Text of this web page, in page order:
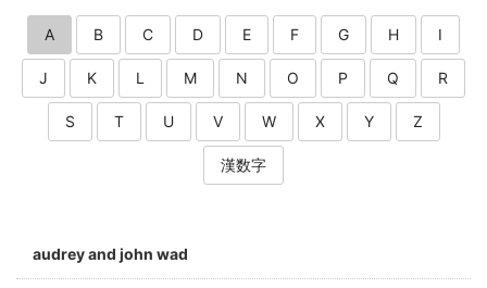
A B C D E F G H I
J K L M N O P Q R
S T U V W X Y Z
漢数字
audrey and john wad